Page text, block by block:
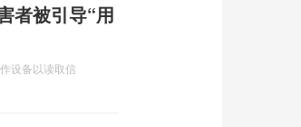
者被引导“用
设备以读取信